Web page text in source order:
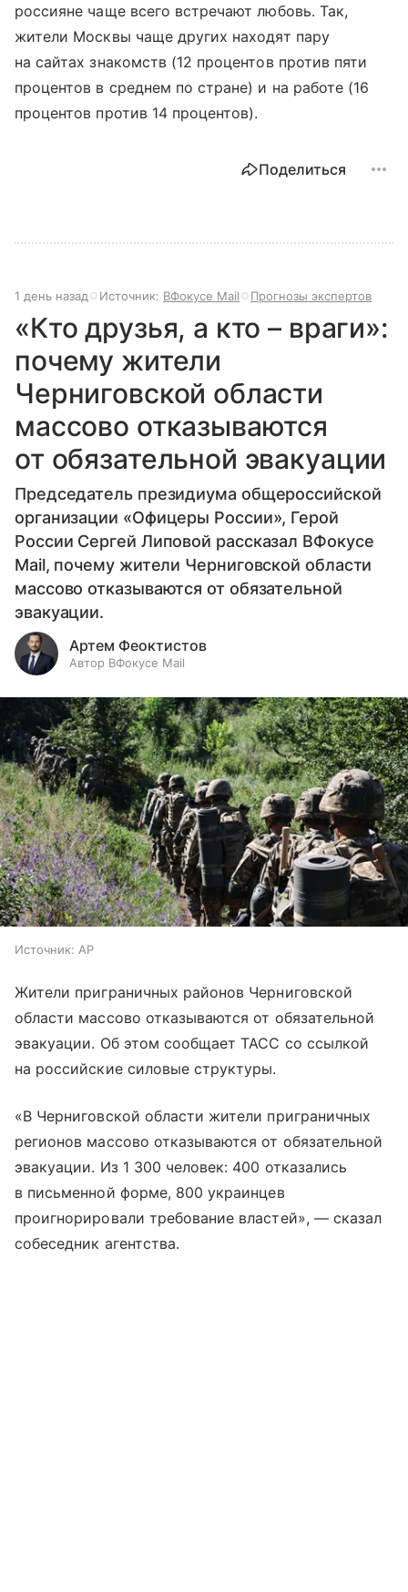
россияне чаще всего встречают любовь. Так,
жители Москвы чаще других находят пару
на сайтах знакомств (12 процентов против пяти
процентов в среднем по стране) и на работе (16
процентов против 14 процентов).
Поделиться
1 день назад Источник: ВФокусе Mail Прогнозы экспертов
«Кто друзья, а кто – враги»:
почему жители
Черниговской области
массово отказываются
от обязательной эвакуации
Председатель президиума общероссийской
организации «Офицеры России», Герой
России Сергей Липовой рассказал ВФокусе
Mail, почему жители Черниговской области
массово отказываются от обязательной
эвакуации.
Артем Феоктистов
Автор ВФокусе Mail
Источник: AP
Жители приграничных районов Черниговской
области массово отказываются от обязательной
эвакуации. Об этом сообщает ТАСС со ссылкой
на российские силовые структуры.
«В Черниговской области жители приграничных
регионов массово отказываются от обязательной
эвакуации. Из 1 300 человек: 400 отказались
в письменной форме, 800 украинцев
проигнорировали требование властей», — сказал
собеседник агентства.